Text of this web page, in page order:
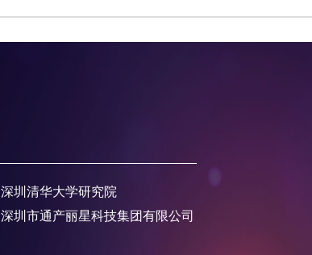
深圳清华大学研究院
深圳市通产丽星科技集团有限公司